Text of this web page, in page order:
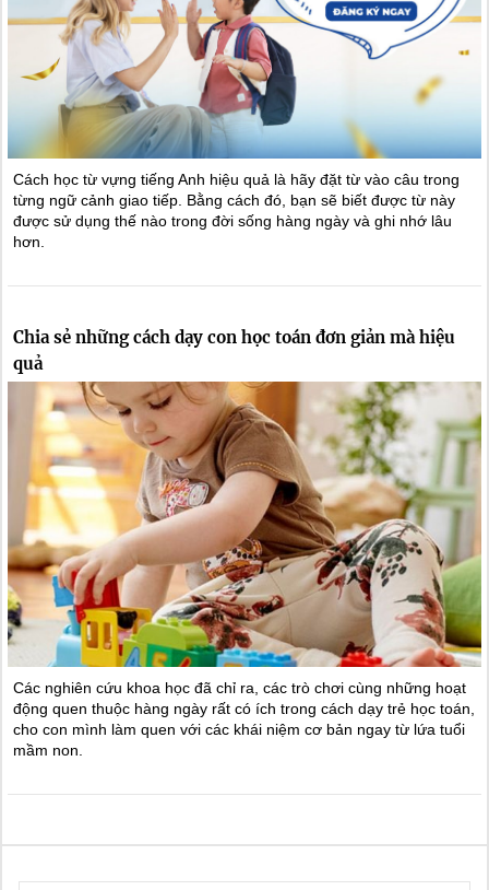
Cách học từ vựng tiếng Anh hiệu quả là hãy đặt từ vào câu trong
từng ngữ cảnh giao tiếp. Bằng cách đó, bạn sẽ biết được từ này
được sử dụng thế nào trong đời sống hàng ngày và ghi nhớ lâu
hơn.
Chia sẻ những cách dạy con học toán đơn giản mà hiệu
quả
Các nghiên cứu khoa học đã chỉ ra, các trò chơi cùng những hoạt
động quen thuộc hàng ngày rất có ích trong cách dạy trẻ học toán,
cho con mình làm quen với các khái niệm cơ bản ngay từ lứa tuổi
mầm non.